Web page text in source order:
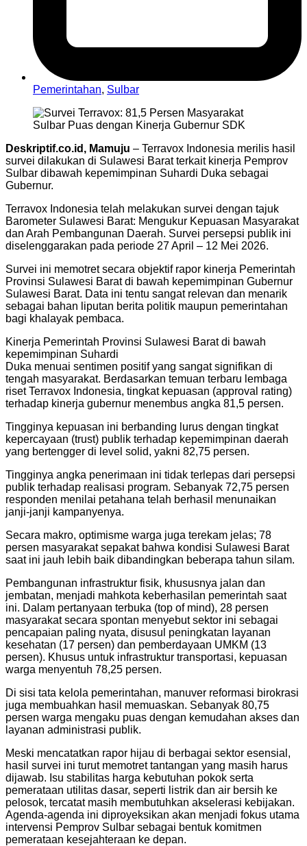
Pemerintahan, Sulbar
Deskriptif.co.id, Mamuju – Terravox Indonesia merilis hasil
survei dilakukan di Sulawesi Barat terkait kinerja Pemprov
Sulbar dibawah kepemimpinan Suhardi Duka sebagai
Gubernur.
Terravox Indonesia telah melakukan survei dengan tajuk
Barometer Sulawesi Barat: Mengukur Kepuasan Masyarakat
dan Arah Pembangunan Daerah. Survei persepsi publik ini
diselenggarakan pada periode 27 April – 12 Mei 2026.
Survei ini memotret secara objektif rapor kinerja Pemerintah
Provinsi Sulawesi Barat di bawah kepemimpinan Gubernur
Sulawesi Barat. Data ini tentu sangat relevan dan menarik
sebagai bahan liputan berita politik maupun pemerintahan
bagi khalayak pembaca.
Kinerja Pemerintah Provinsi Sulawesi Barat di bawah
kepemimpinan Suhardi
Duka menuai sentimen positif yang sangat signifikan di
tengah masyarakat. Berdasarkan temuan terbaru lembaga
riset Terravox Indonesia, tingkat kepuasan (approval rating)
terhadap kinerja gubernur menembus angka 81,5 persen.
Tingginya kepuasan ini berbanding lurus dengan tingkat
kepercayaan (trust) publik terhadap kepemimpinan daerah
yang bertengger di level solid, yakni 82,75 persen.
Tingginya angka penerimaan ini tidak terlepas dari persepsi
publik terhadap realisasi program. Sebanyak 72,75 persen
responden menilai petahana telah berhasil menunaikan
janji-janji kampanyenya.
Secara makro, optimisme warga juga terekam jelas; 78
persen masyarakat sepakat bahwa kondisi Sulawesi Barat
saat ini jauh lebih baik dibandingkan beberapa tahun silam.
Pembangunan infrastruktur fisik, khususnya jalan dan
jembatan, menjadi mahkota keberhasilan pemerintah saat
ini. Dalam pertanyaan terbuka (top of mind), 28 persen
masyarakat secara spontan menyebut sektor ini sebagai
pencapaian paling nyata, disusul peningkatan layanan
kesehatan (17 persen) dan pemberdayaan UMKM (13
persen). Khusus untuk infrastruktur transportasi, kepuasan
warga menyentuh 78,25 persen.
Di sisi tata kelola pemerintahan, manuver reformasi birokrasi
juga membuahkan hasil memuaskan. Sebanyak 80,75
persen warga mengaku puas dengan kemudahan akses dan
layanan administrasi publik.
Meski mencatatkan rapor hijau di berbagai sektor esensial,
hasil survei ini turut memotret tantangan yang masih harus
dijawab. Isu stabilitas harga kebutuhan pokok serta
pemerataan utilitas dasar, seperti listrik dan air bersih ke
pelosok, tercatat masih membutuhkan akselerasi kebijakan.
Agenda-agenda ini diproyeksikan akan menjadi fokus utama
intervensi Pemprov Sulbar sebagai bentuk komitmen
pemerataan kesejahteraan ke depan.